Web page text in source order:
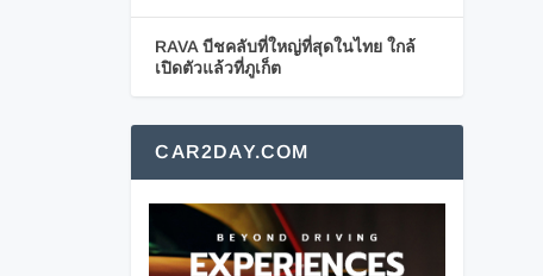
RAVA บีชคลับที่ใหญ่ที่สุดในไทย ใกล้
เปิดตัวแล้วที่ภูเก็ต
CAR2DAY.COM